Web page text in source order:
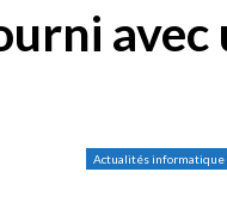
avec
Actualités informatique